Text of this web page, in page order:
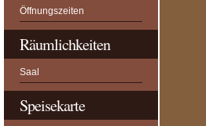
Öffnungszeiten
Räumlichkeiten
Saal
Speisekarte